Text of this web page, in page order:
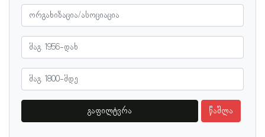
გაფილტვრა წაშლა